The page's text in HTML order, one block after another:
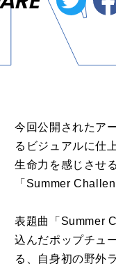
今回公開されたア
るビジュアルに仕
生命力を感じさせ
「 Summer
表題曲「 Summer
込んだポップチュ
る、自身初の野外